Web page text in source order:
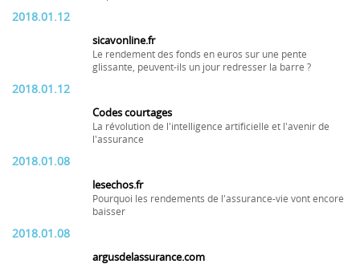
2018.01.12
sicavonline.fr
Le rendement des fonds en euros sur une pente
glissante, peuvent-ils un jour redresser la barre ?
2018.01.12
Codes courtages
La révolution de l'intelligence artificielle et l'avenir de
l'assurance
2018.01.08
lesechos.fr
Pourquoi les rendements de l'assurance-vie vont encore
baisser
2018.01.08
argusdelassurance.com